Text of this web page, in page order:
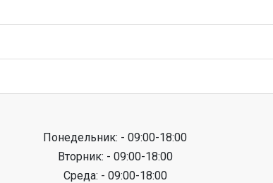
Понедельник: - 09:00-18:00
Вторник: - 09:00-18:00
Среда: - 09:00-18:00